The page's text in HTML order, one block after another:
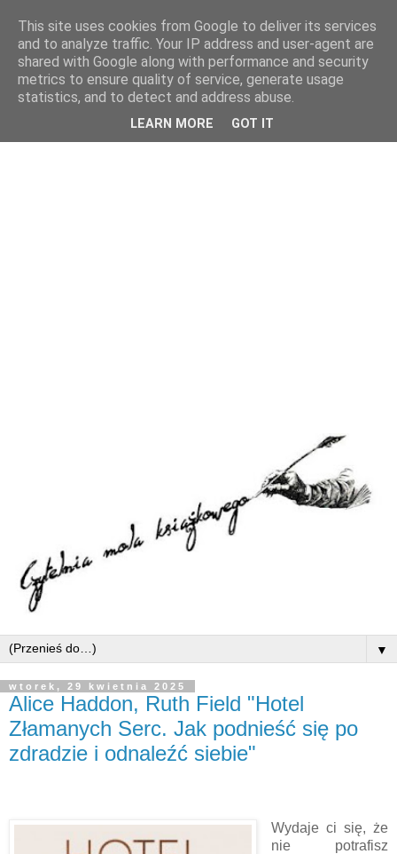
▼
wtorek, 29 kwietnia 2025
Alice Haddon, Ruth Field "Hotel
Złamanych Serc. Jak podnieść się po
zdradzie i odnaleźć siebie"
Wydaje ci się, że
nie potrafisz
This site uses cookies from Google to deliver its services
and to analyze traffic. Your IP address and user-agent are
shared with Google along with performance and security
metrics to ensure quality of service, generate usage
statistics, and to detect and address abuse.
LEARN MORE GOT IT